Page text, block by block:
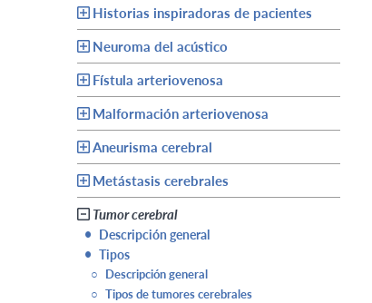
Historias inspiradoras de pacientes
Neuroma del acústico
Fístula arteriovenosa
Malformación arteriovenosa
Aneurisma cerebral
Metástasis cerebrales
Tumor cerebral
• Descripción general
• Tipos
○ Descripción general
○ Tipos de tumores cerebrales